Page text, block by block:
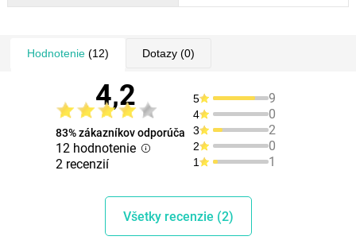
Hodnotenie(12) Dotazy(0)
4,2
83% zákazníkov odporúča
12 hodnotenie
2 recenzií
5 9
4 0
3 2
2 0
1 1
Všetky recenzie (2)